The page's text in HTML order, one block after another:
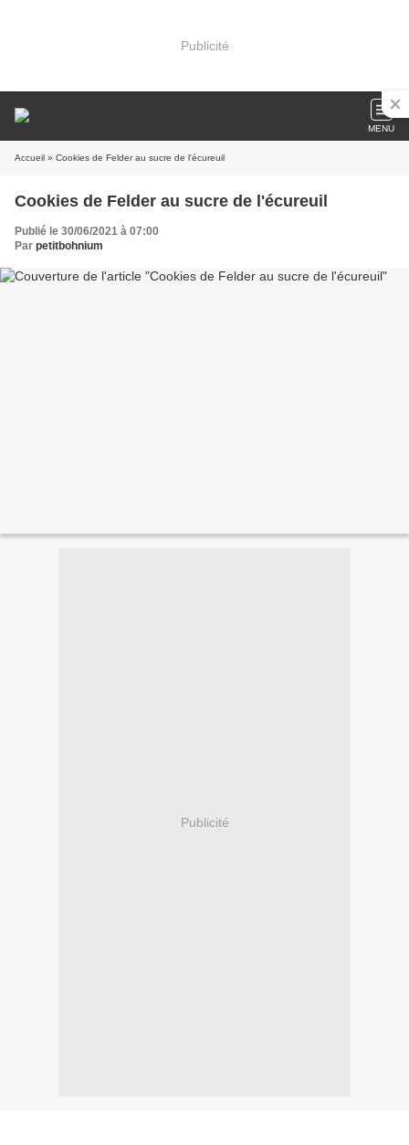
Publicité
MENU
Accueil » Cookies de Felder au sucre de l'écureuil
Cookies de Felder au sucre de l'écureuil
Publié le 30/06/2021 à 07:00
Par petitbohnium
Publicité